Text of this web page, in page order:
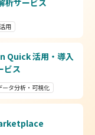
用
Quick 活用・導入
ビス
ータ分析・可視化